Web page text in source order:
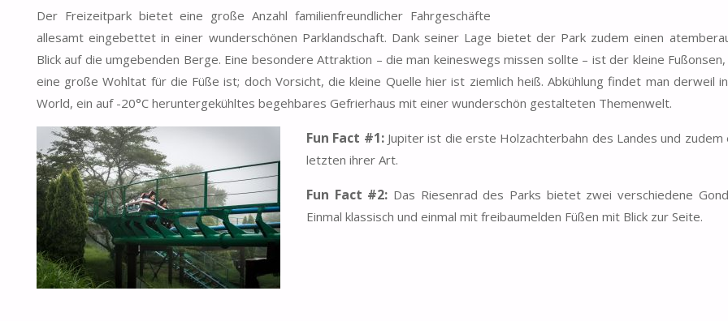
Der Freizeitpark bietet eine große Anzahl familienfreundlicher Fahrgeschäfte
allesamt eingebettet in einer wunderschönen Parklandschaft. Dank seiner Lage bietet der Park zudem einen
Blick auf die umgebenden Berge. Eine besondere Attraktion – die man keineswegs missen sollte – ist der kleine
eine große Wohltat für die Füße ist; doch Vorsicht, die kleine Quelle hier ist ziemlich heiß. Abkühlung findet man derweil
World, ein auf -20°C heruntergekühltes begehbares Gefrierhaus mit einer wunderschön gestalteten Themenwelt.
Fun Fact #1:Jupiter ist die erste Holzachterbahn des Landes und zudem
letzten ihrer Art.
Fun Fact #2: Das Riesenrad des Parks bietet zwei verschiedene
Einmal klassisch und einmal mit freibaumelden Füßen mit Blick zur Seite.